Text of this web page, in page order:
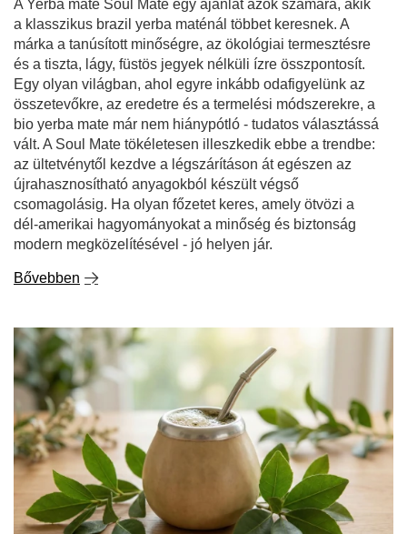
A Yerba mate Soul Mate egy ajánlat azok számára, akik
a klasszikus brazil yerba maténál többet keresnek. A
márka a tanúsított minőségre, az ökológiai termesztésre
és a tiszta, lágy, füstös jegyek nélküli ízre összpontosít.
Egy olyan világban, ahol egyre inkább odafigyelünk az
összetevőkre, az eredetre és a termelési módszerekre, a
bio yerba mate már nem hiánypótló - tudatos választássá
vált. A Soul Mate tökéletesen illeszkedik ebbe a trendbe:
az ültetvénytől kezdve a légszárításon át egészen az
újrahasznosítható anyagokból készült végső
csomagolásig. Ha olyan főzetet keres, amely ötvözi a
dél-amerikai hagyományokat a minőség és biztonság
modern megközelítésével - jó helyen jár.
Bővebben